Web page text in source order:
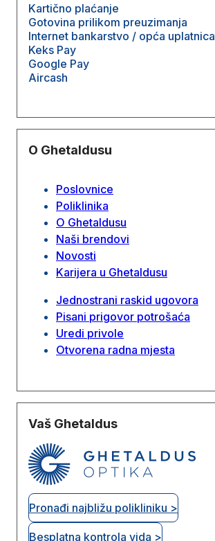
Kartično plaćanje
Gotovina prilikom preuzimanja
Internet bankarstvo / opća uplatnica
Keks Pay
Google Pay
Aircash
O Ghetaldusu
Poslovnice
Poliklinika
O Ghetaldusu
Naši brendovi
Novosti
Karijera u Ghetaldusu
Jednostrani raskid ugovora
Pisani prigovor potrošaća
Uredi privole
Otvorena radna mjesta
Vaš Ghetaldus
Pronađi najbližu polikliniku >
Besplatna kontrola vida >